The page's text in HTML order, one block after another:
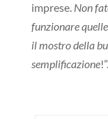
imprese.Non
funzionare
il mostro della
semplificazione!”.